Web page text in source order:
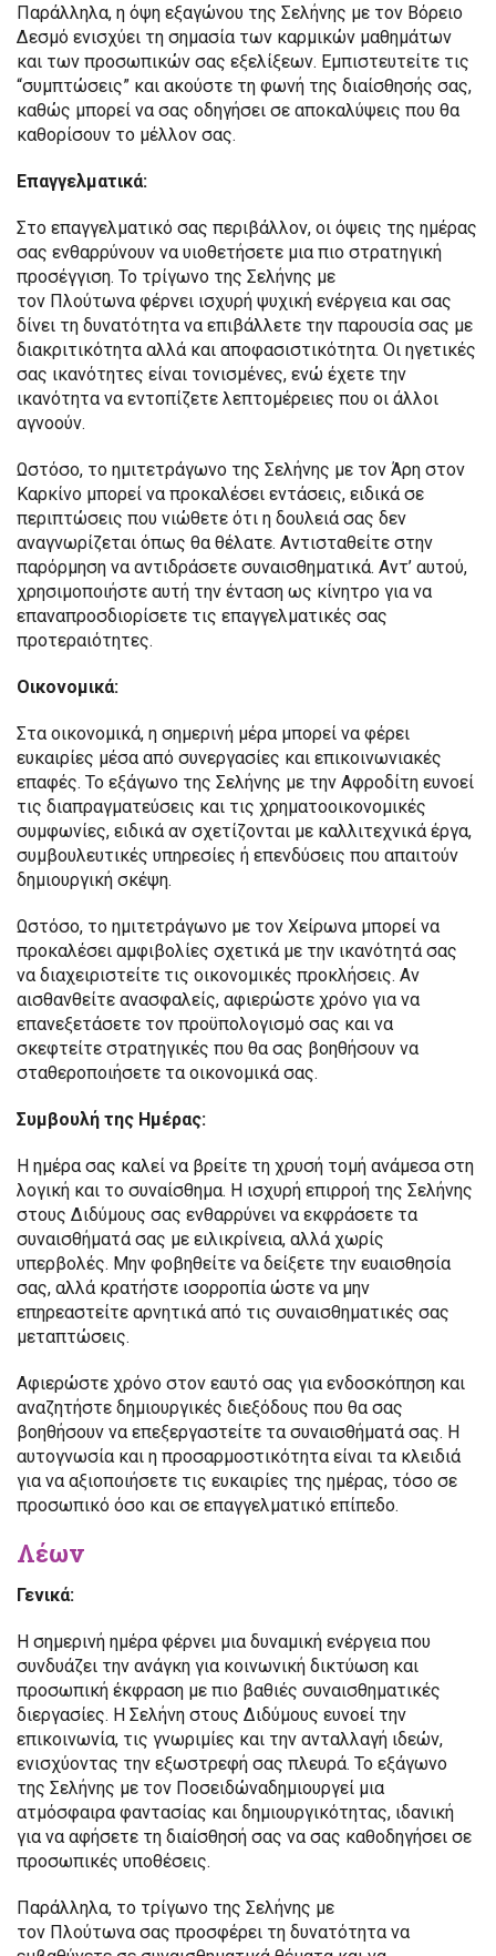
Παράλληλα, η όψη εξαγώνου της Σελήνης με τον Βόρειο
Δεσμό ενισχύει τη σημασία των καρμικών μαθημάτων
και των προσωπικών σας εξελίξεων. Εμπιστευτείτε τις
“συμπτώσεις” και ακούστε τη φωνή της διαίσθησής σας,
καθώς μπορεί να σας οδηγήσει σε αποκαλύψεις που θα
καθορίσουν το μέλλον σας.
Επαγγελματικά:
Στο επαγγελματικό σας περιβάλλον, οι όψεις της ημέρας
σας ενθαρρύνουν να υιοθετήσετε μια πιο στρατηγική
προσέγγιση. Το τρίγωνο της Σελήνης με
τον Πλούτωνα φέρνει ισχυρή ψυχική ενέργεια και σας
δίνει τη δυνατότητα να επιβάλλετε την παρουσία σας με
διακριτικότητα αλλά και αποφασιστικότητα. Οι ηγετικές
σας ικανότητες είναι τονισμένες, ενώ έχετε την
ικανότητα να εντοπίζετε λεπτομέρειες που οι άλλοι
αγνοούν.
Ωστόσο, το ημιτετράγωνο της Σελήνης με τον Άρη στον
Καρκίνο μπορεί να προκαλέσει εντάσεις, ειδικά σε
περιπτώσεις που νιώθετε ότι η δουλειά σας δεν
αναγνωρίζεται όπως θα θέλατε. Αντισταθείτε στην
παρόρμηση να αντιδράσετε συναισθηματικά. Αντ’ αυτού,
χρησιμοποιήστε αυτή την ένταση ως κίνητρο για να
επαναπροσδιορίσετε τις επαγγελματικές σας
προτεραιότητες.
Οικονομικά:
Στα οικονομικά, η σημερινή μέρα μπορεί να φέρει
ευκαιρίες μέσα από συνεργασίες και επικοινωνιακές
επαφές. Το εξάγωνο της Σελήνης με την Αφροδίτη ευνοεί
τις διαπραγματεύσεις και τις χρηματοοικονομικές
συμφωνίες, ειδικά αν σχετίζονται με καλλιτεχνικά έργα,
συμβουλευτικές υπηρεσίες ή επενδύσεις που απαιτούν
δημιουργική σκέψη.
Ωστόσο, το ημιτετράγωνο με τον Χείρωνα μπορεί να
προκαλέσει αμφιβολίες σχετικά με την ικανότητά σας
να διαχειριστείτε τις οικονομικές προκλήσεις. Αν
αισθανθείτε ανασφαλείς, αφιερώστε χρόνο για να
επανεξετάσετε τον προϋπολογισμό σας και να
σκεφτείτε στρατηγικές που θα σας βοηθήσουν να
σταθεροποιήσετε τα οικονομικά σας.
Συμβουλή της Ημέρας:
Η ημέρα σας καλεί να βρείτε τη χρυσή τομή ανάμεσα στη
λογική και το συναίσθημα. Η ισχυρή επιρροή της Σελήνης
στους Διδύμους σας ενθαρρύνει να εκφράσετε τα
συναισθήματά σας με ειλικρίνεια, αλλά χωρίς
υπερβολές. Μην φοβηθείτε να δείξετε την ευαισθησία
σας, αλλά κρατήστε ισορροπία ώστε να μην
επηρεαστείτε αρνητικά από τις συναισθηματικές σας
μεταπτώσεις.
Αφιερώστε χρόνο στον εαυτό σας για ενδοσκόπηση και
αναζητήστε δημιουργικές διεξόδους που θα σας
βοηθήσουν να επεξεργαστείτε τα συναισθήματά σας. Η
αυτογνωσία και η προσαρμοστικότητα είναι τα κλειδιά
για να αξιοποιήσετε τις ευκαιρίες της ημέρας, τόσο σε
προσωπικό όσο και σε επαγγελματικό επίπεδο.
Λέων
Γενικά:
Η σημερινή ημέρα φέρνει μια δυναμική ενέργεια που
συνδυάζει την ανάγκη για κοινωνική δικτύωση και
προσωπική έκφραση με πιο βαθιές συναισθηματικές
διεργασίες. Η Σελήνη στους Διδύμους ευνοεί την
επικοινωνία, τις γνωριμίες και την ανταλλαγή ιδεών,
ενισχύοντας την εξωστρεφή σας πλευρά. Το εξάγωνο
της Σελήνης με τον Ποσειδώναδημιουργεί μια
ατμόσφαιρα φαντασίας και δημιουργικότητας, ιδανική
για να αφήσετε τη διαίσθησή σας να σας καθοδηγήσει σε
προσωπικές υποθέσεις.
Παράλληλα, το τρίγωνο της Σελήνης με
τον Πλούτωνα σας προσφέρει τη δυνατότητα να